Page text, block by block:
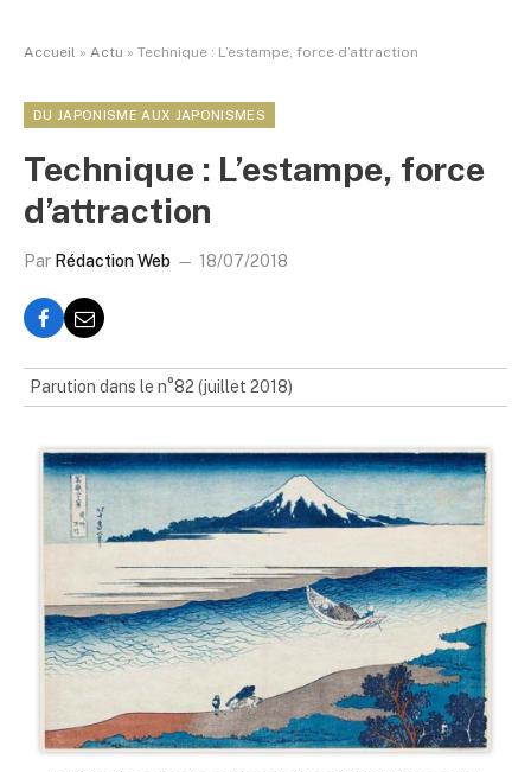
Accueil » Actu » Technique : L’estampe, force d’attraction
DU JAPONISME AUX JAPONISMES
Technique : L’estampe, force
d’attraction
Par Rédaction Web 18/07/2018
Parution dans le n°82 (juillet 2018)